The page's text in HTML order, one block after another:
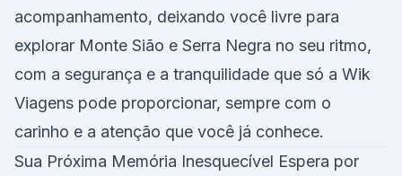
acompanhamento, deixando você livre para
explorar Monte Sião e Serra Negra no seu ritmo,
com a segurança e a tranquilidade que só a Wik
Viagens pode proporcionar, sempre com o
carinho e a atenção que você já conhece.
Sua Próxima Memória Inesquecível Espera por